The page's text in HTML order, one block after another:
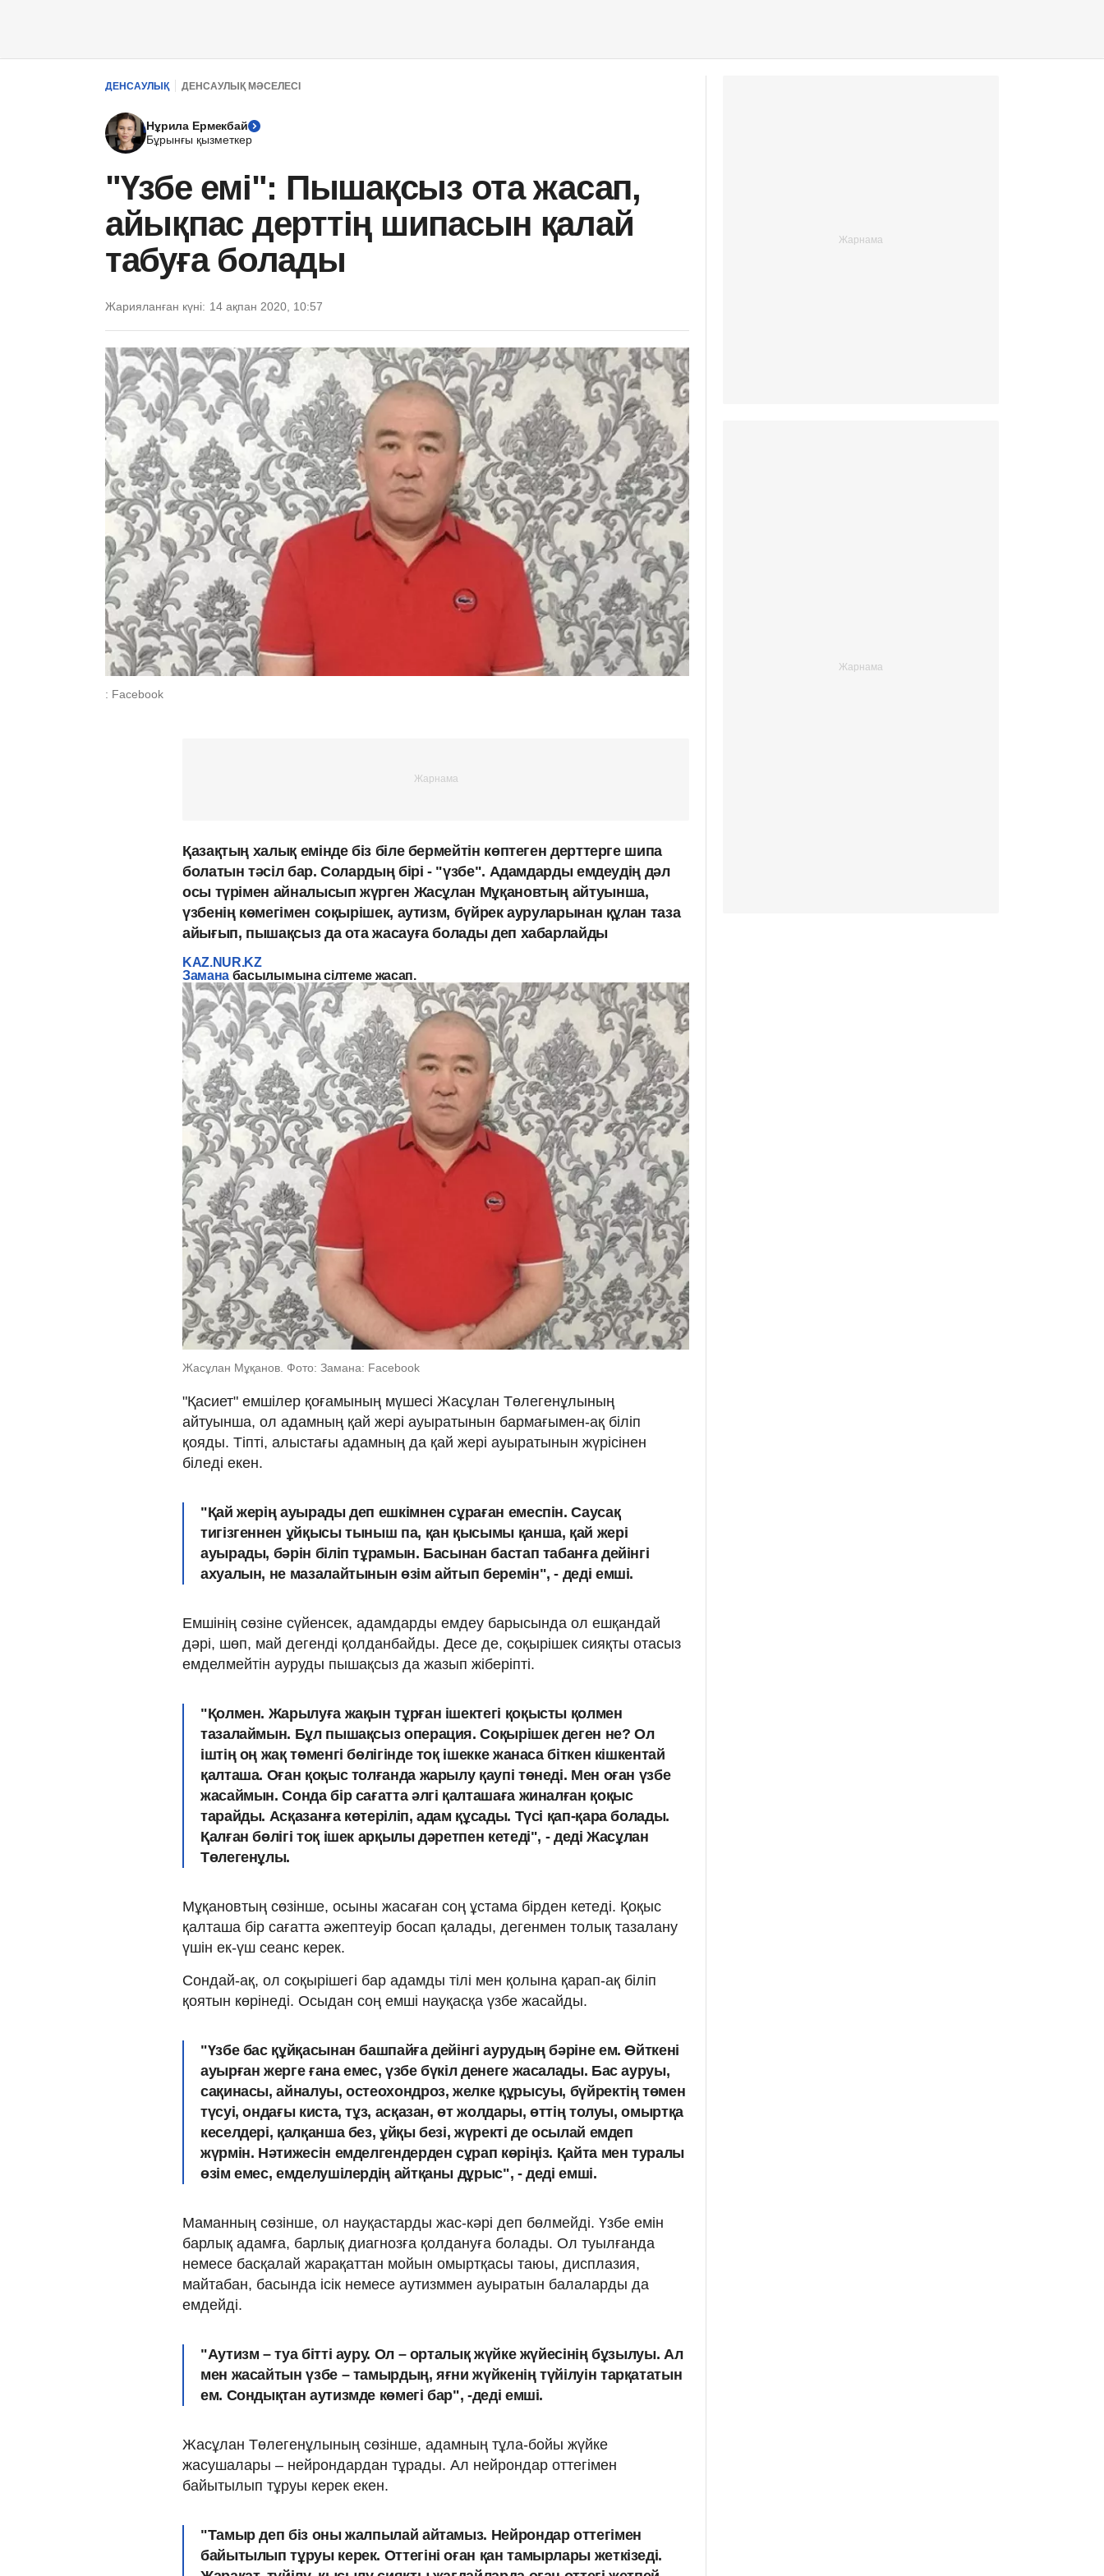
ДЕНСАУЛЫҚ ДЕНСАУЛЫҚ МӘСЕЛЕСІ
Нұрила Ермекбай
Бұрынғы қызметкер
"Үзбе емі": Пышақсыз ота жасап,
айықпас дерттің шипасын қалай
табуға болады
Жарияланған күні: 14 ақпан 2020, 10:57
: Facebook
Қазақтың халық емінде біз біле бермейтін көптеген дерттерге шипа
болатын тәсіл бар. Солардың бірі - "үзбе". Адамдарды емдеудің дәл
осы түрімен айналысып жүрген Жасұлан Мұқановтың айтуынша,
үзбенің көмегімен соқырішек, аутизм, бүйрек ауруларынан құлан таза
айығып, пышақсыз да ота жасауға болады деп хабарлайды
KAZ.NUR.KZ
Замана басылымына сілтеме жасап.
Жасұлан Мұқанов. Фото: Замана: Facebook
"Қасиет" емшілер қоғамының мүшесі Жасұлан Төлегенұлының
айтуынша, ол адамның қай жері ауыратынын бармағымен-ақ біліп
қояды. Тіпті, алыстағы адамның да қай жері ауыратынын жүрісінен
біледі екен.
"Қай жерің ауырады деп ешкімнен сұраған емеспін. Саусақ
тигізгеннен ұйқысы тыныш па, қан қысымы қанша, қай жері
ауырады, бәрін біліп тұрамын. Басынан бастап табанға дейінгі
ахуалын, не мазалайтынын өзім айтып беремін", - деді емші.
Емшінің сөзіне сүйенсек, адамдарды емдеу барысында ол ешқандай
дәрі, шөп, май дегенді қолданбайды. Десе де, соқырішек сияқты отасыз
емделмейтін ауруды пышақсыз да жазып жіберіпті.
"Қолмен. Жарылуға жақын тұрған ішектегі қоқысты қолмен
тазалаймын. Бұл пышақсыз операция. Соқырішек деген не? Ол
іштің оң жақ төменгі бөлігінде тоқ ішекке жанаса біткен кішкентай
қалташа. Оған қоқыс толғанда жарылу қаупі төнеді. Мен оған үзбе
жасаймын. Сонда бір сағатта әлгі қалташаға жиналған қоқыс
тарайды. Асқазанға көтеріліп, адам құсады. Түсі қап-қара болады.
Қалған бөлігі тоқ ішек арқылы дәретпен кетеді", - деді Жасұлан
Төлегенұлы.
Мұқановтың сөзінше, осыны жасаған соң ұстама бірден кетеді. Қоқыс
қалташа бір сағатта әжептеуір босап қалады, дегенмен толық тазалану
үшін ек-үш сеанс керек.
Сондай-ақ, ол соқырішегі бар адамды тілі мен қолына қарап-ақ біліп
қоятын көрінеді. Осыдан соң емші науқасқа үзбе жасайды.
"Үзбе бас құйқасынан башпайға дейінгі аурудың бәріне ем. Өйткені
ауырған жерге ғана емес, үзбе бүкіл денеге жасалады. Бас ауруы,
сақинасы, айналуы, остеохондроз, желке құрысуы, бүйректің төмен
түсуі, ондағы киста, тұз, асқазан, өт жолдары, өттің толуы, омырт­қа
кеселдері, қалқанша без, ұйқы безі, жүректі де осылай емдеп
жүрмін. Нәтижесін емделгендерден сұрап көріңіз. Қайта мен туралы
өзім емес, емделушілердің айтқаны дұрыс", - деді емші.
Маманның сөзінше, ол науқастарды жас-кәрі деп бөлмейді. Үзбе емін
барлық адамға, барлық диагнозға қолдануға болады. Ол туылғанда
немесе басқалай жарақаттан мойын омырт­қасы таюы, дисплазия,
майтабан, басында ісік немесе аутизммен ауыратын балаларды да
емдейді.
"Аутизм – туа бітті ауру. Ол – орталық жүйке жүйесінің бұзылуы. Ал
мен жасайтын үзбе – тамырдың, яғни жүйкенің түйілуін тарқататын
ем. Сондықтан аутизмде көмегі бар", -деді емші.
Жасұлан Төлегенұлының сөзінше, адамның тұла-бойы жүйке
жасушалары – нейрондардан тұрады. Ал нейрондар оттегімен
байытылып тұруы керек екен.
"Тамыр деп біз оны жалпылай айтамыз. Нейрондар оттегімен
байытылып тұруы керек. Оттегіні оған қан тамырлары жет­кізеді.